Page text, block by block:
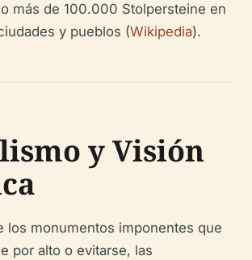
más de 100.000 Stolpersteine en
y pueblos (Wikipedia).
y Visión
los monumentos imponentes que
por alto o evitarse, las